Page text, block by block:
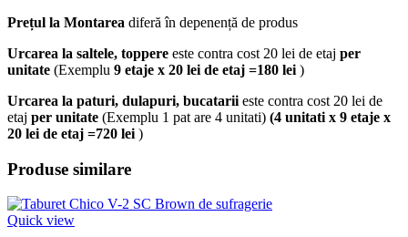
Prețul la Montarea diferă în depenență de produs
Urcarea la saltele, toppere este contra cost 20 lei de etaj per
unitate (Exemplu 9 etaje x 20 lei de etaj =180 lei )
Urcarea la paturi, dulapuri, bucatarii este contra cost 20 lei de
etaj per unitate (Exemplu 1 pat are 4 unitati) (4 unitati x 9 etaje x
20 lei de etaj =720 lei )
Produse similare
Quick view